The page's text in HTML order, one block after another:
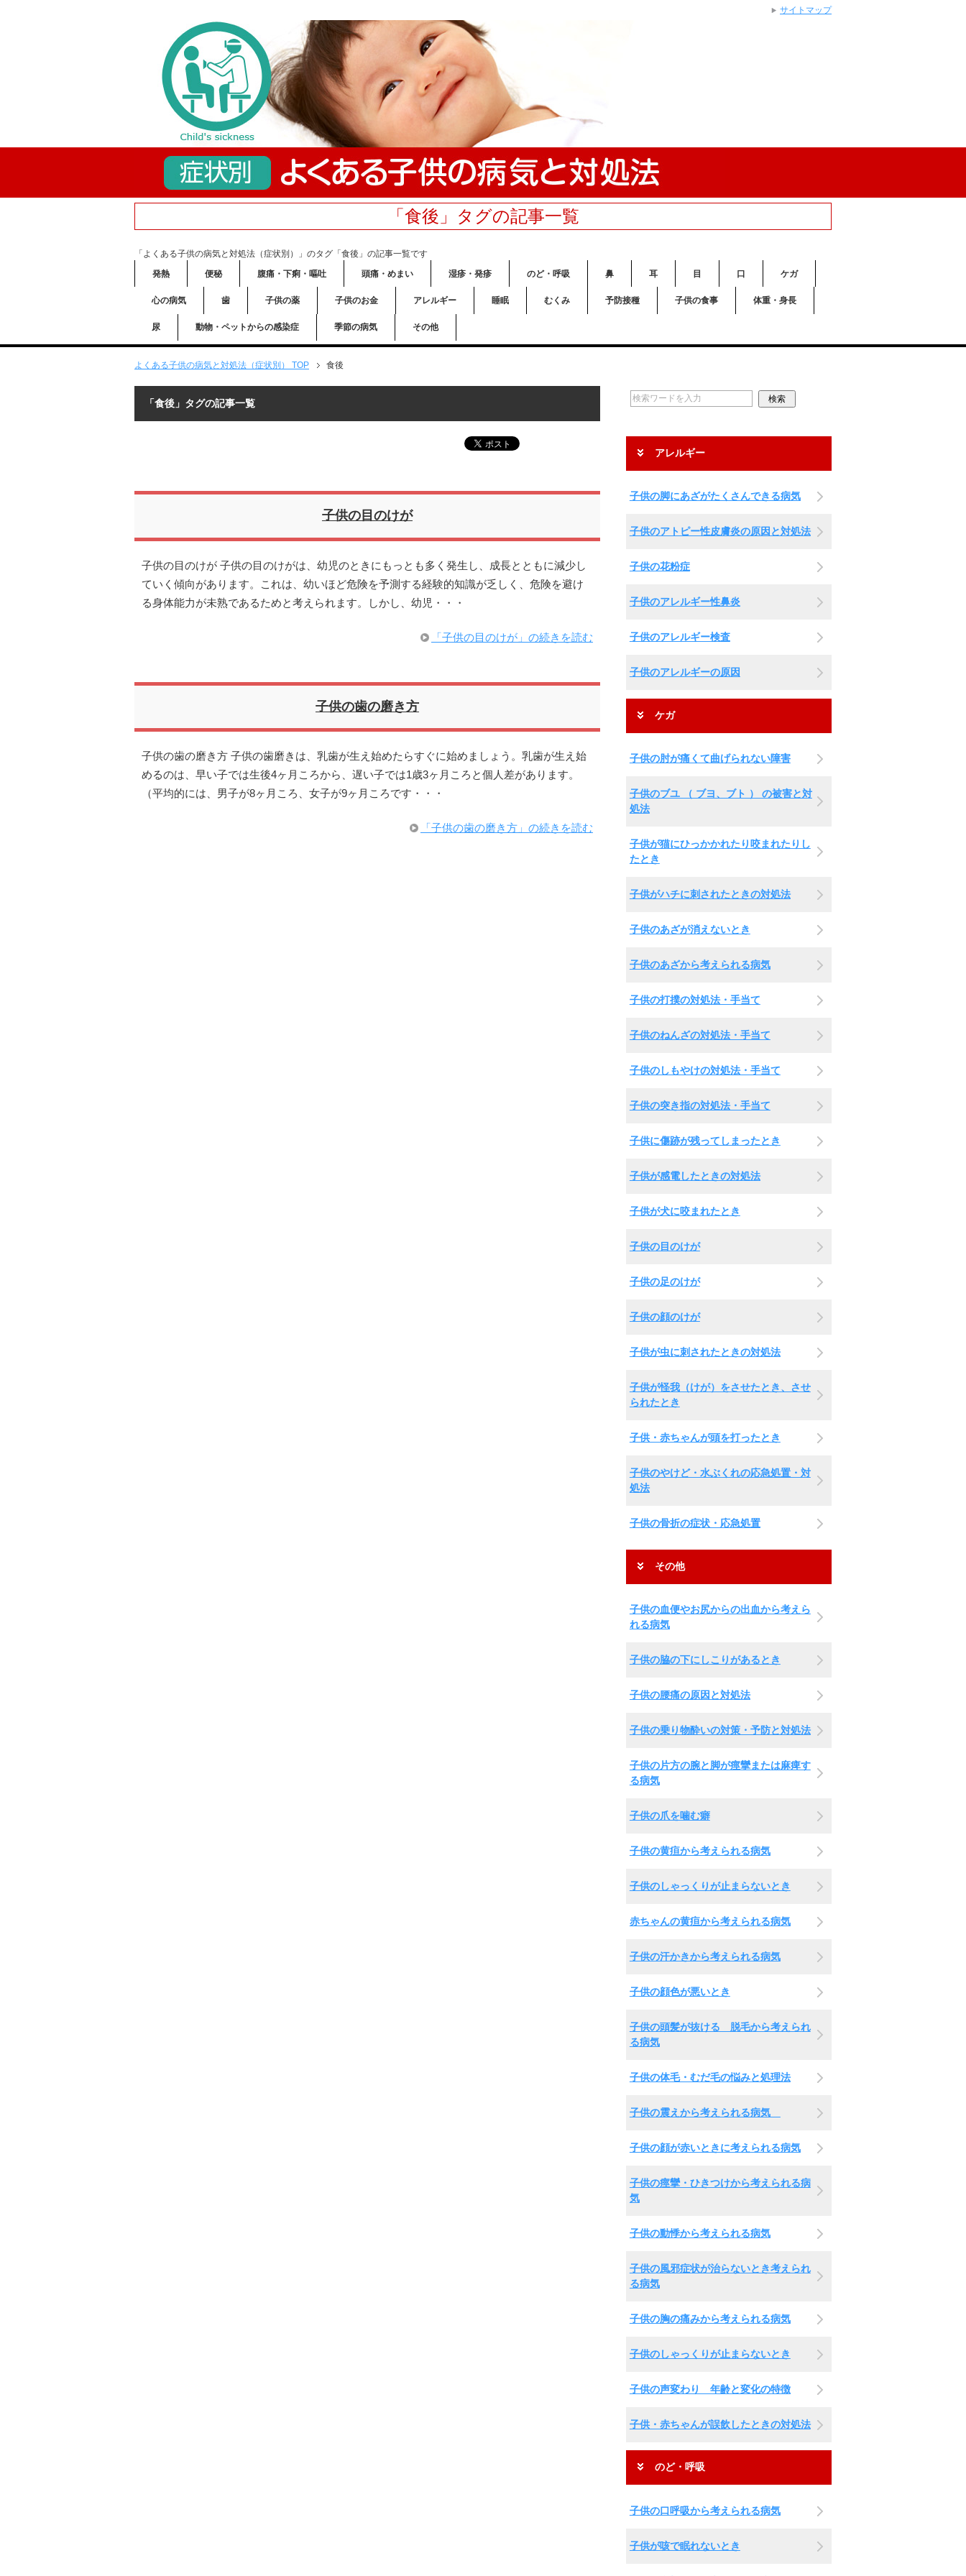
「食後」タグの記事一覧
「よくある子供の病気と対処法（症状別）」のタグ「食後」の記事一覧です
発熱
便秘 腹痛・下痢・嘔吐 頭痛・めまい 湿疹・発疹 のど・呼吸 鼻 耳 目 口 ケガ
心の病気 歯 子供の薬 子供のお金 アレルギー 睡眠 むくみ 予防接種 子供の食事 体重・身長
尿 動物・ペットからの感染症 季節の病気 その他
よくある子供の病気と対処法（症状別） TOP 食後
「食後」タグの記事一覧
子供の目のけが
子供の目のけが 子供の目のけがは、幼児のときにもっとも多く発生し、成長とともに減少し
ていく傾向があります。これは、幼いほど危険を予測する経験的知識が乏しく、危険を避け
る身体能力が未熟であるためと考えられます。しかし、幼児・・・
「子供の目のけが」の続きを読む
子供の歯の磨き方
子供の歯の磨き方 子供の歯磨きは、乳歯が生え始めたらすぐに始めましょう。乳歯が生え始
めるのは、早い子では生後4ヶ月ころから、遅い子では1歳3ヶ月ころと個人差があります。
（平均的には、男子が8ヶ月ころ、女子が9ヶ月ころです・・・
「子供の歯の磨き方」の続きを読む
アレルギー
子供の脚にあざがたくさんできる病気
子供のアトピー性皮膚炎の原因と対処法
子供の花粉症
子供のアレルギー性鼻炎
子供のアレルギー検査
子供のアレルギーの原因
ケガ
子供の肘が痛くて曲げられない障害
子供のブユ （ ブヨ、ブト ） の被害と対
処法
子供が猫にひっかかれたり咬まれたりし
たとき
子供がハチに刺されたときの対処法
子供のあざが消えないとき
子供のあざから考えられる病気
子供の打撲の対処法・手当て
子供のねんざの対処法・手当て
子供のしもやけの対処法・手当て
子供の突き指の対処法・手当て
子供に傷跡が残ってしまったとき
子供が感電したときの対処法
子供が犬に咬まれたとき
子供の目のけが
子供の足のけが
子供の顔のけが
子供が虫に刺されたときの対処法
子供が怪我（けが）をさせたとき、させ
られたとき
子供・赤ちゃんが頭を打ったとき
子供のやけど・水ぶくれの応急処置・対
処法
子供の骨折の症状・応急処置
その他
子供の血便やお尻からの出血から考えら
れる病気
子供の脇の下にしこりがあるとき
子供の腰痛の原因と対処法
子供の乗り物酔いの対策・予防と対処法
子供の片方の腕と脚が痙攣または麻痺す
る病気
子供の爪を噛む癖
子供の黄疸から考えられる病気
子供のしゃっくりが止まらないとき
赤ちゃんの黄疸から考えられる病気
子供の汗かきから考えられる病気
子供の顔色が悪いとき
子供の頭髪が抜ける 脱毛から考えられ
る病気
子供の体毛・むだ毛の悩みと処理法
子供の震えから考えられる病気
子供の顔が赤いときに考えられる病気
子供の痙攣・ひきつけから考えられる病
気
子供の動悸から考えられる病気
子供の風邪症状が治らないとき考えられ
る病気
子供の胸の痛みから考えられる病気
子供のしゃっくりが止まらないとき
子供の声変わり 年齢と変化の特徴
子供・赤ちゃんが誤飲したときの対処法
のど・呼吸
子供の口呼吸から考えられる病気
子供が咳で眠れないとき
サイトマップ